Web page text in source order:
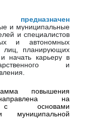
и муниципальные
и специалистов
и автономных
лиц, планирующих
начать карьеру в
и
повышения
а на
с основами